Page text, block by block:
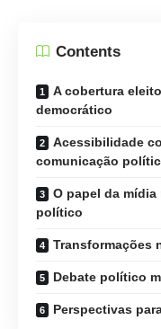
Contents
A cobertura
democrático
Acessibilidade
comunicação
O papel da
político
Transformações
Debate político
Perspectivas